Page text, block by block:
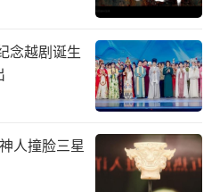
现代名家画集——庄寿
系——庄寿红》等。
斯、美国、巴黎联合国
西班牙、白俄罗斯、阿
、印度尼西亚、马来西
澳门、台湾地区举办的
念越剧诞生
人撞脸三星